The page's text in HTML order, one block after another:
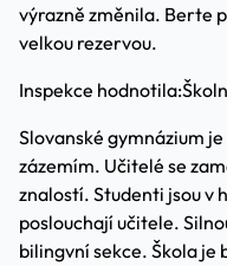
výrazně změnila. Berte
velkou rezervou.
Inspekce hodnotila:
Slovanské gymnázium
zázemím. Učitelé se
znalostí. Studenti jsou v
poslouchají učitele.
bilingvní sekce. Škola je